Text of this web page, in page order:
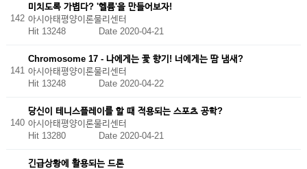
142
미치도록 가볍다? '헬륨'을 만들어보자!
아시아태평양이론물리센터
Hit 13248 Date 2020-04-21
141
Chromosome 17 - 나에게는 꽃 향기! 너에게는 땀 냄새?
아시아태평양이론물리센터
Hit 13248 Date 2020-04-22
140
당신이 테니스플레이를 할 때 적용되는 스포츠 공학?
아시아태평양이론물리센터
Hit 13280 Date 2020-04-21
긴급상황에 활용되는 드론